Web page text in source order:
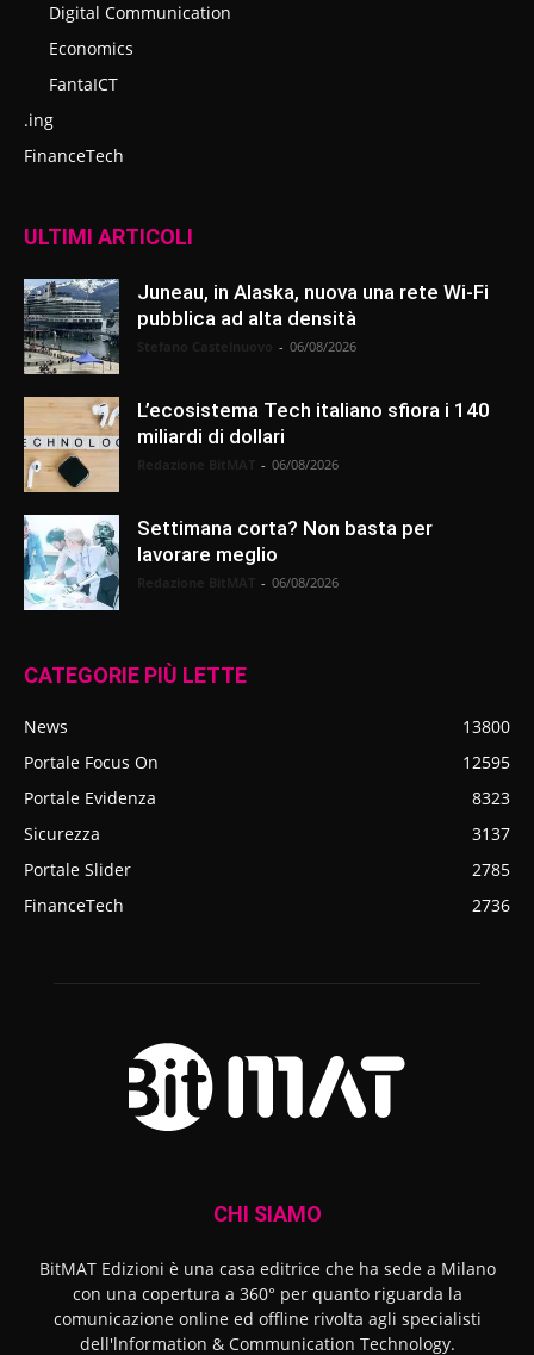
Digital Communication
Economics
FantaICT
.ing
FinanceTech
ULTIMI ARTICOLI
Juneau, in Alaska, nuova una rete Wi-Fi
pubblica ad alta densità
- 06/08/2026
L’ecosistema Tech italiano sfiora i 140
miliardi di dollari
- 06/08/2026
Settimana corta? Non basta per
lavorare meglio
- 06/08/2026
CATEGORIE PIÙ LETTE
News
13800
Portale Focus On
12595
Portale Evidenza
8323
Sicurezza
3137
Portale Slider
2785
FinanceTech
2736
CHI SIAMO
BitMAT Edizioni è una casa editrice che ha sede a Milano
con una copertura a 360° per quanto riguarda la
comunicazione online ed offline rivolta agli specialisti
dell'lnformation & Communication Technology.